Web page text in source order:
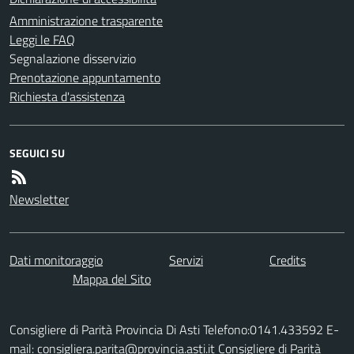
Amministrazione trasparente
Leggi le FAQ
Segnalazione disservizio
Prenotazione appuntamento
Richiesta d'assistenza
SEGUICI SU
Newsletter
Dati monitoraggio Servizi
Credits
Mappa del Sito
Consigliere di Parità Provincia Di Asti Telefono:0141.433592 E-
mail: consigliera.parita@provincia.asti.it Consigliere di Parità